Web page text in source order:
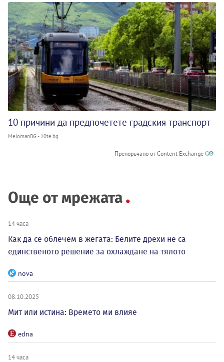
10 причини да предпочетете градския транспорт
MelomanBG - 10te.bg
Препоръчано от Content Exchange
Още от мрежата
14 часа
Как да се облечем в жегата: Белите дрехи не са
единственото решение за охлаждане на тялото
nova
08.10.2025
Мит или истина: Времето ми влияе
edna
14 часа